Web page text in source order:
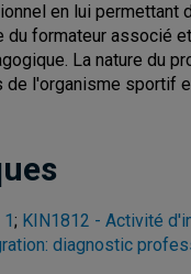
en lui
formateur associé
La nature du
l'organisme sportif
; KIN1812 - Activité
diagnostic